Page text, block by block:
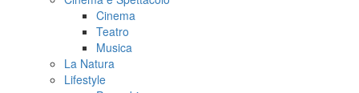
Cinema
Teatro
Musica
La Natura
Lifestyle